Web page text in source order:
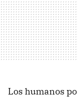
Los humanos